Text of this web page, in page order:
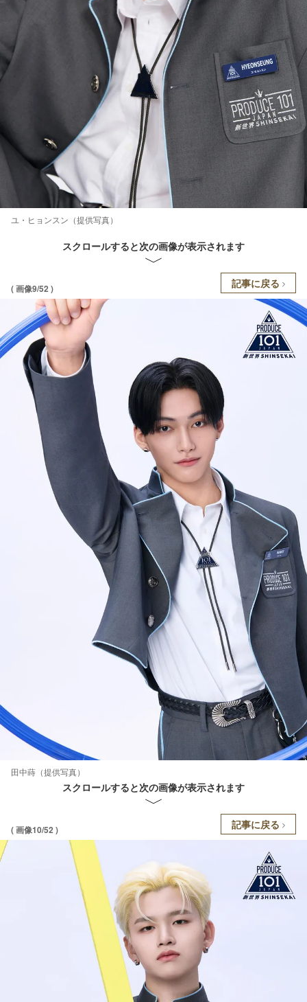
ユ・ヒョンスン（提供写真）
スクロールすると次の画像が表示されます
( 画像9/52 ) 記事に戻る
田中蒔（提供写真）
スクロールすると次の画像が表示されます
( 画像10/52 ) 記事に戻る